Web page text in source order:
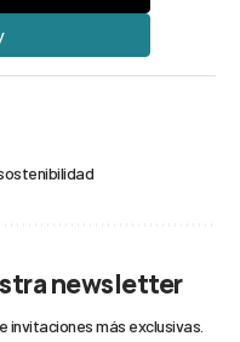
newsletter
invitaciones más exclusivas.